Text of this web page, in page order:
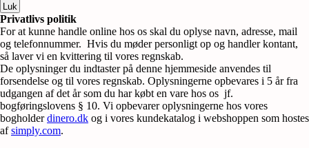
Luk
Privatlivs politik
For at kunne handle online hos os skal du oplyse navn, adresse, mail
og telefonnummer. Hvis du møder personligt op og handler kontant,
så laver vi en kvittering til vores regnskab.
De oplysninger du indtaster på denne hjemmeside anvendes til
forsendelse og til vores regnskab. Oplysningerne opbevares i 5 år fra
udgangen af det år som du har købt en vare hos os jf.
bogføringslovens § 10. Vi opbevarer oplysningerne hos vores
bogholderdinero.dk og i vores kundekatalog i webshoppen som hostes
afsimply.com.